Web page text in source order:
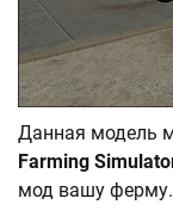
Данная модель
мод вашу ферму.